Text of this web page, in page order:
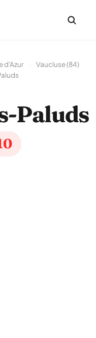
d'Azur
Vaucluse (84)
Paluds